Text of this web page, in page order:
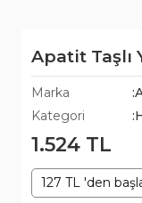
Apatit Taşlı
Marka
Kategori
1.524 TL
127 TL 'den